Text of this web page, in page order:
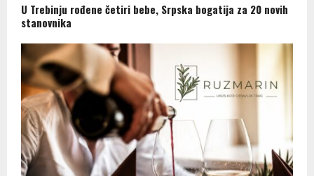
U Trebinju rođene četiri bebe, Srpska bogatija za 20 novih
stanovnika